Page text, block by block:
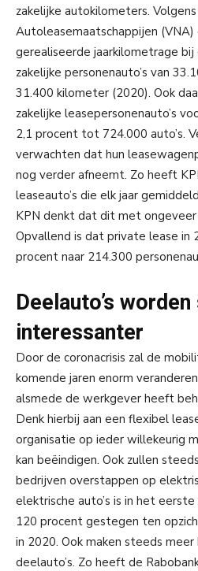
zakelijke autokilometers.
Autoleasemaatschappijen
gerealiseerde jaarkilometrage
zakelijke personenauto’s van
31.400 kilometer (2020). Ook
zakelijke leasepersonenauto’s
2,1 procent tot 724.000 auto’s.
verwachten dat hun
nog verder afneemt. Zo heeft
leaseauto’s die elk jaar
KPN denkt dat dit met
Opvallend is dat private lease
procent naar 214.300
Deelauto’s
interessanter
Door de coronacrisis zal de
komende jaren enorm
alsmede de werkgever heeft
Denk hierbij aan een flexibel
organisatie op ieder willekeurig
kan beëindigen. Ook zullen
bedrijven overstappen op
elektrische auto’s is in het
120 procent gestegen ten
in 2020. Ook maken steeds
deelauto’s. Zo heeft de